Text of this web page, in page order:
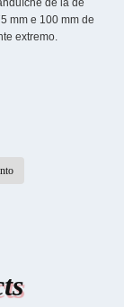
de lã de
mm e 100 mm de
extremo.